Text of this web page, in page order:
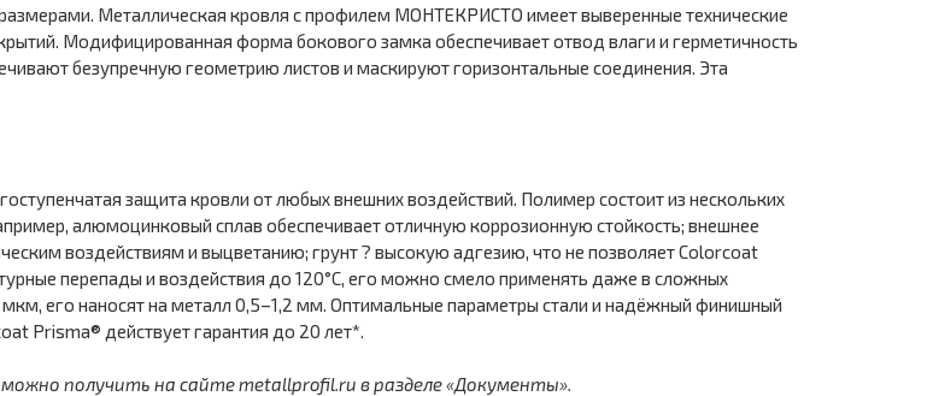
Металлическая кровля с профилем МОНТЕКРИСТО имеет выверенные технические
Модифицированная форма бокового замка обеспечивает отвод влаги и герметичность
безупречную геометрию листов и маскируют горизонтальные соединения. Эта
защита кровли от любых внешних воздействий. Полимер состоит из нескольких
алюмоцинковый сплав обеспечивает отличную коррозионную стойкость; внешнее
воздействиям и выцветанию; грунт ? высокую адгезию, что не позволяет Colorcoat
перепады и воздействия до 120°С, его можно смело применять даже в сложных
его наносят на металл 0,5–1,2 мм. Оптимальные параметры стали и надёжный финишный
Prisma® действует гарантия до 20 лет*.
получить на сайте metallprofil.ru в разделе «Документы».